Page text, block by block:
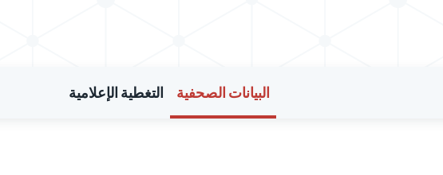
البيانات الصحفية التغطية الإعلامية